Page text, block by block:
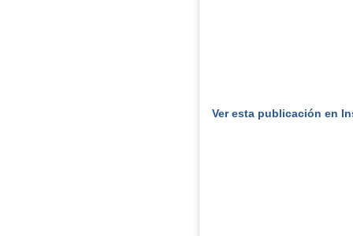
Ver esta publicación en